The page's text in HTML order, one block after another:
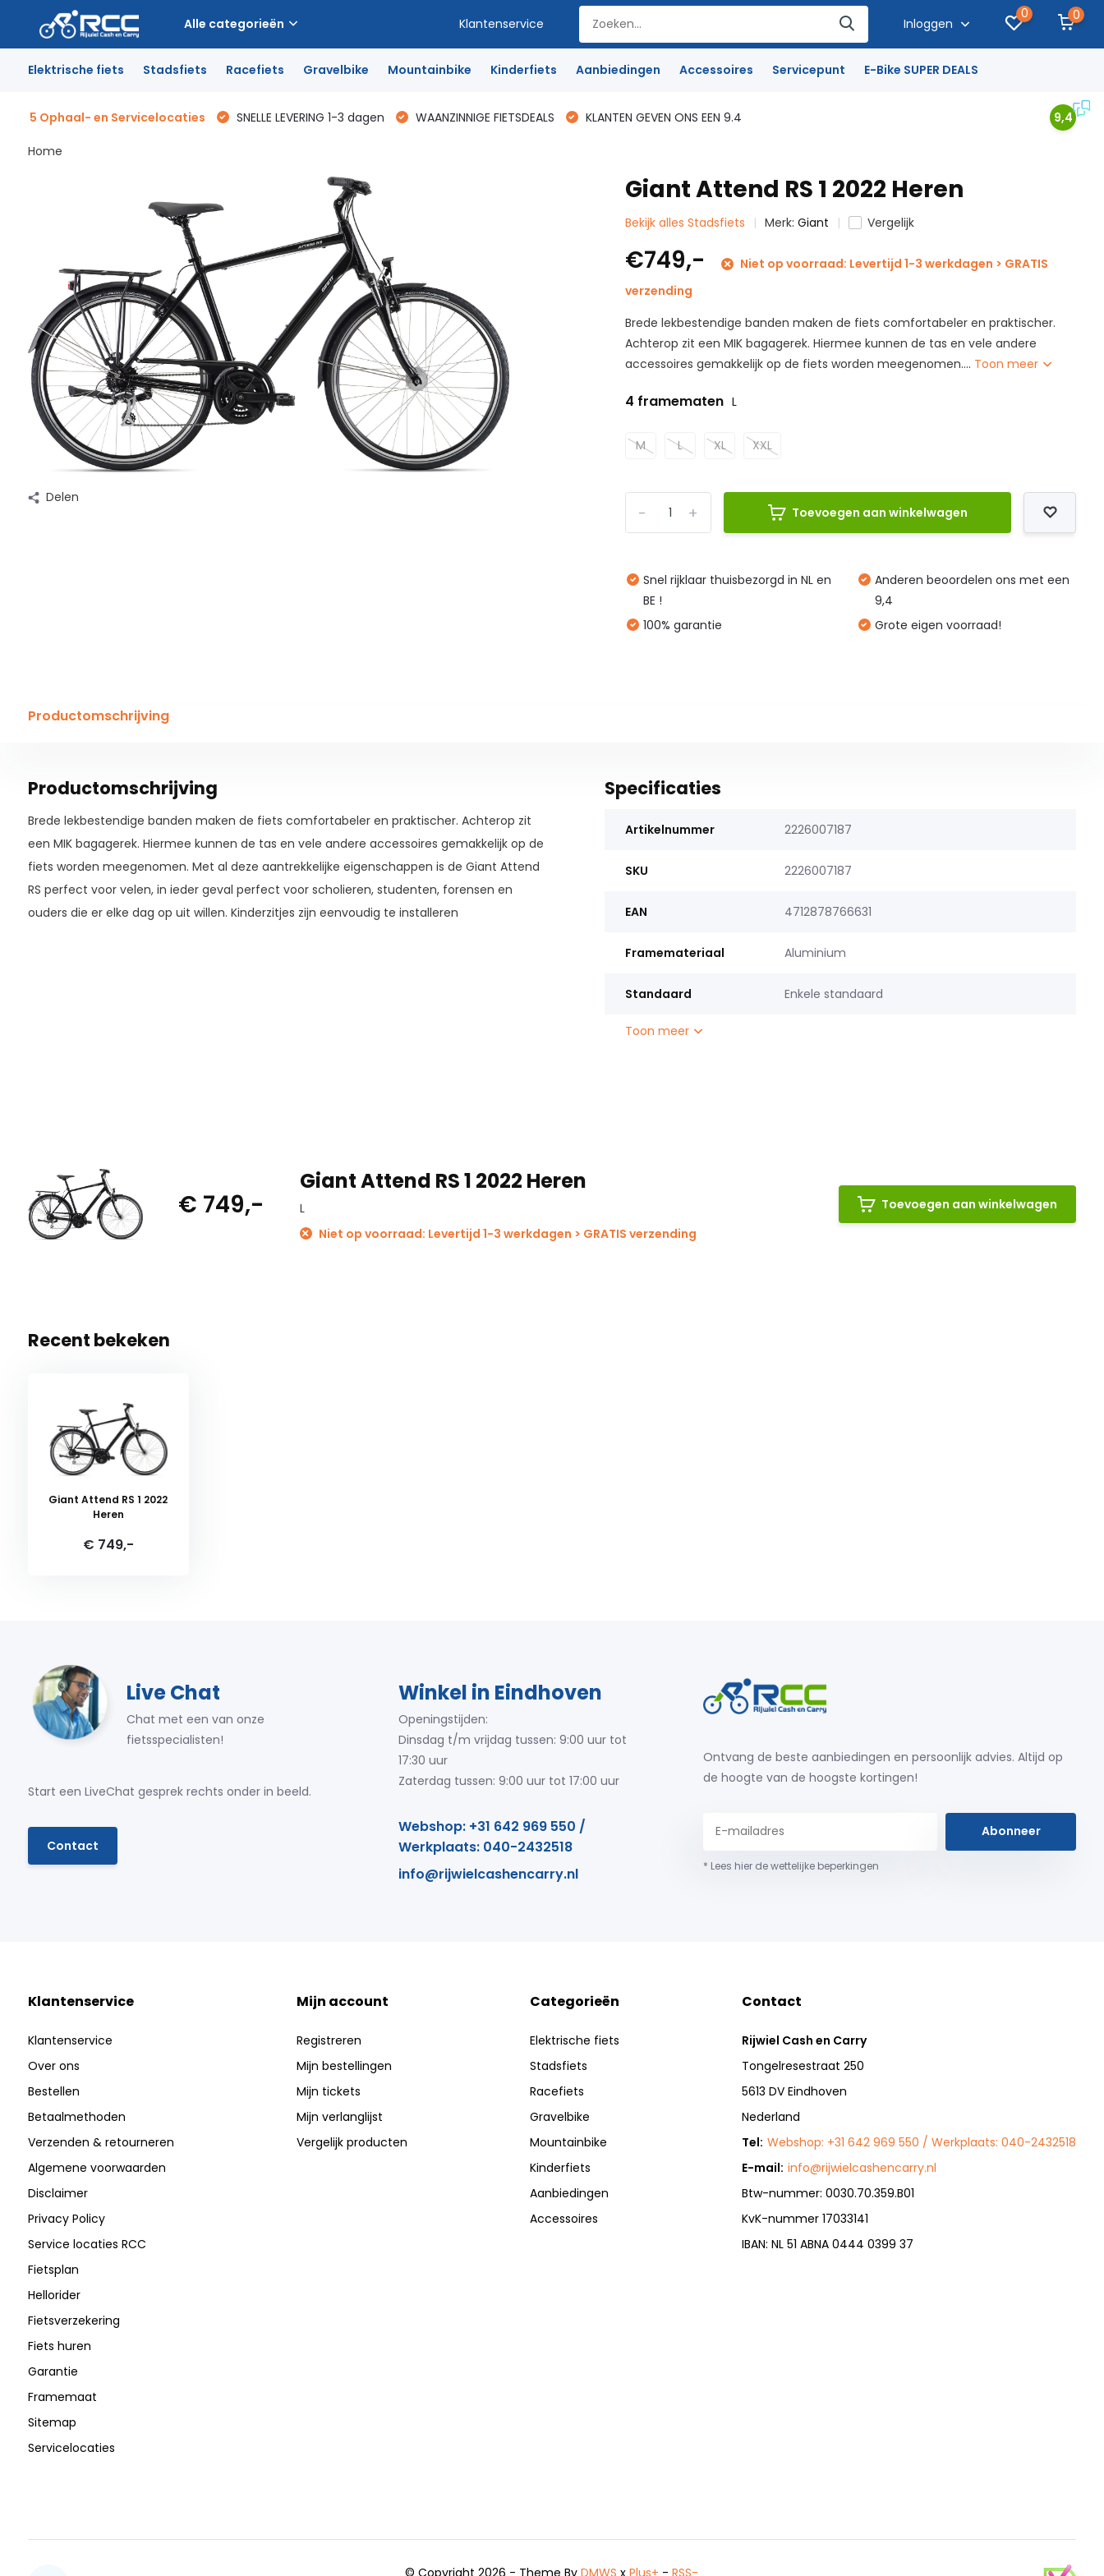
Alle categorieën Klantenservice Inloggen
0 0
Elektrische fiets Stadsfiets Racefiets Gravelbike Mountainbike Kinderfiets Aanbiedingen Accessoires Servicepunt E-Bike SUPER DEALS
5 Ophaal- en Servicelocaties SNELLE LEVERING 1-3 dagen WAANZINNIGE FIETSDEALS KLANTEN GEVEN ONS EEN 9.4 9,4
Home
Delen
Giant Attend RS 1 2022 Heren
Bekijk alles Stadsfiets Merk:Giant Vergelijk
€749,-
Niet op voorraad: Levertijd 1-3 werkdagen > GRATIS
verzending
Brede lekbestendige banden maken de fiets comfortabeler en praktischer.
Achterop zit een MIK bagagerek. Hiermee kunnen de tas en vele andere
accessoires gemakkelijk op de fiets worden meegenomen.... Toon meer
4 framematen L
M L XL XXL
+
- Toevoegen aan winkelwagen
Snel rijklaar thuisbezorgd in NL en
BE !
100% garantie
Anderen beoordelen ons met een
9,4
Grote eigen voorraad!
Productomschrijving
Productomschrijving
Brede lekbestendige banden maken de fiets comfortabeler en praktischer. Achterop zit
een MIK bagagerek. Hiermee kunnen de tas en vele andere accessoires gemakkelijk op de
fiets worden meegenomen. Met al deze aantrekkelijke eigenschappen is de Giant Attend
RS perfect voor velen, in ieder geval perfect voor scholieren, studenten, forensen en
ouders die er elke dag op uit willen. Kinderzitjes zijn eenvoudig te installeren
Specificaties
Artikelnummer 2226007187
SKU 2226007187
EAN 4712878766631
Framemateriaal Aluminium
Standaard Enkele standaard
Toon meer
€ 749,-
Giant Attend RS 1 2022 Heren
L
Niet op voorraad: Levertijd 1-3 werkdagen > GRATIS verzending
Toevoegen aan winkelwagen
Recent bekeken
Giant Attend RS 1 2022
Heren
€ 749,-
Live Chat
Chat met een van onze
fietsspecialisten!
Start een LiveChat gesprek rechts onder in beeld.
Contact
Winkel in Eindhoven
Openingstijden:
Dinsdag t/m vrijdag tussen: 9:00 uur tot
17:30 uur
Zaterdag tussen: 9:00 uur tot 17:00 uur
Webshop: +31 642 969 550 /
Werkplaats: 040-2432518
info@rijwielcashencarry.nl
Ontvang de beste aanbiedingen en persoonlijk advies. Altijd op
de hoogte van de hoogste kortingen!
Abonneer
* Lees hier de wettelijke beperkingen
Klantenservice
Klantenservice
Over ons
Bestellen
Betaalmethoden
Verzenden & retourneren
Algemene voorwaarden
Disclaimer
Privacy Policy
Service locaties RCC
Fietsplan
Hellorider
Fietsverzekering
Fiets huren
Garantie
Framemaat
Sitemap
Servicelocaties
Mijn account
Registreren
Mijn bestellingen
Mijn tickets
Mijn verlanglijst
Vergelijk producten
Categorieën
Elektrische fiets
Stadsfiets
Racefiets
Gravelbike
Mountainbike
Kinderfiets
Aanbiedingen
Accessoires
Contact
Rijwiel Cash en Carry
Tongelresestraat 250
5613 DV Eindhoven
Nederland
Tel: Webshop: +31 642 969 550 / Werkplaats: 040-2432518
E-mail: info@rijwielcashencarry.nl
Btw-nummer: 0030.70.359.B01
KvK-nummer 17033141
IBAN: NL 51 ABNA 0444 0399 37
© Copyright 2026 - Theme ByDMWS xPlus+ -RSS-